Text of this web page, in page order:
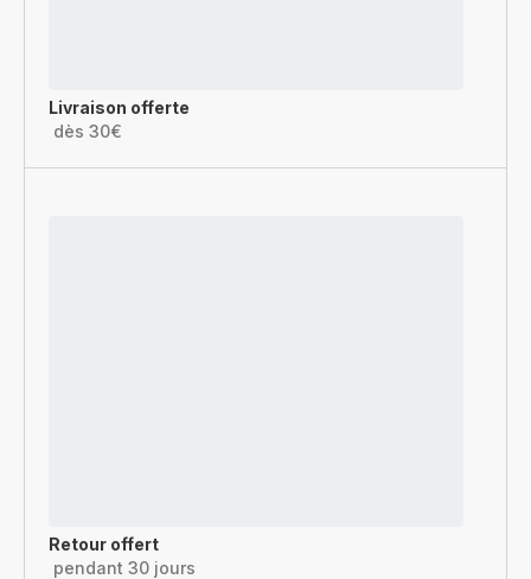
Livraison offerte
dès 30€
Retour offert
pendant 30 jours